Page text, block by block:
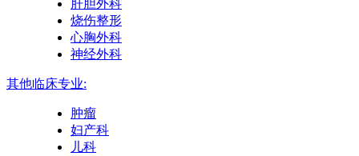
肝胆外科
烧伤整形
心胸外科
神经外科
其他临床专业:
肿瘤
妇产科
儿科